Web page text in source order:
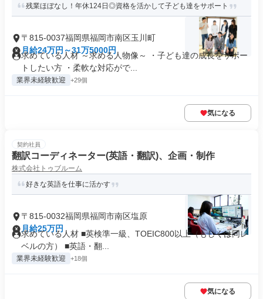
残業ほぼなし！年休124日◎資格を活かして子ども達をサポート
〒815-0037福岡県福岡市南区玉川町
月給24万円～31万5000円
求めている人材 ～求める人物像～ ・子ども達の成長をサポー
トしたい方 ・柔軟な対応がで...
業界未経験歓迎 +29個
気になる
契約社員
翻訳コーディネーター(英語・翻訳)、企画・制作
株式会社トゥブルーム
好きな英語を仕事に活かす
〒815-0032福岡県福岡市南区塩原
月給25万円
求めている人材 ■英検準一級、TOEIC800以上（もしくは同レ
ベルの方） ■英語・翻...
業界未経験歓迎 +18個
気になる